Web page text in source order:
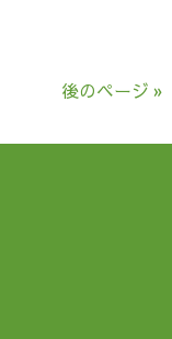
後のページ »